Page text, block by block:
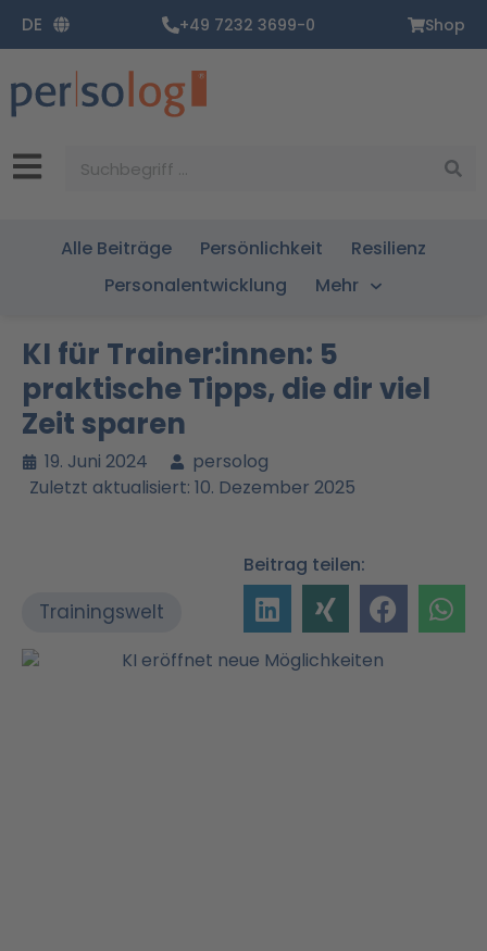
Inhalt
springen
DE +49 7232 3699-0 Shop
Alle Beiträge Persönlichkeit
Resilienz
Personalentwicklung
Mehr
KI für Trainer:innen: 5
praktische Tipps, die dir viel
Zeit sparen
19. Juni 2024
persolog
Zuletzt aktualisiert: 10. Dezember 2025
Trainingswelt
Beitrag teilen: